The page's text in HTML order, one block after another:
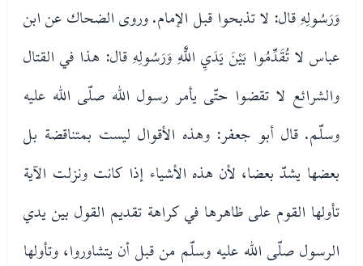
وَرَسُولِهِ قال: لا تذبحوا قبل الإمام. وروى الضحاك عن ابن
عباس لا تُقَدِّمُوا بَيْنَ يَدَيِ اللَّهِ وَرَسُولِهِ قال: هذا في القتال
والشرائع لا تقضوا حتّى يأمر رسول الله صلّى الله عليه
وسلّم. قال أبو جعفر: وهذه الأقوال ليست بمتناقضة بل
بعضها يشدّ بعضا، لأن هذه الأشياء إذا كانت ونزلت الآية
تأولها القوم على ظاهرها في كراهة تقديم القول بين يدي
الرسول صلّى الله عليه وسلّم من قبل أن يتشاوروا، وتأولها